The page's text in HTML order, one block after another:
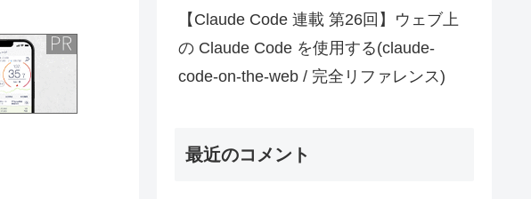
【Claude Code 連載 第26回】ウェブ上
の Claude Code を使用する(claude-
code-on-the-web / 完全リファレンス)
最近のコメント